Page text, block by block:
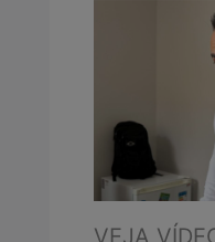
VEJA